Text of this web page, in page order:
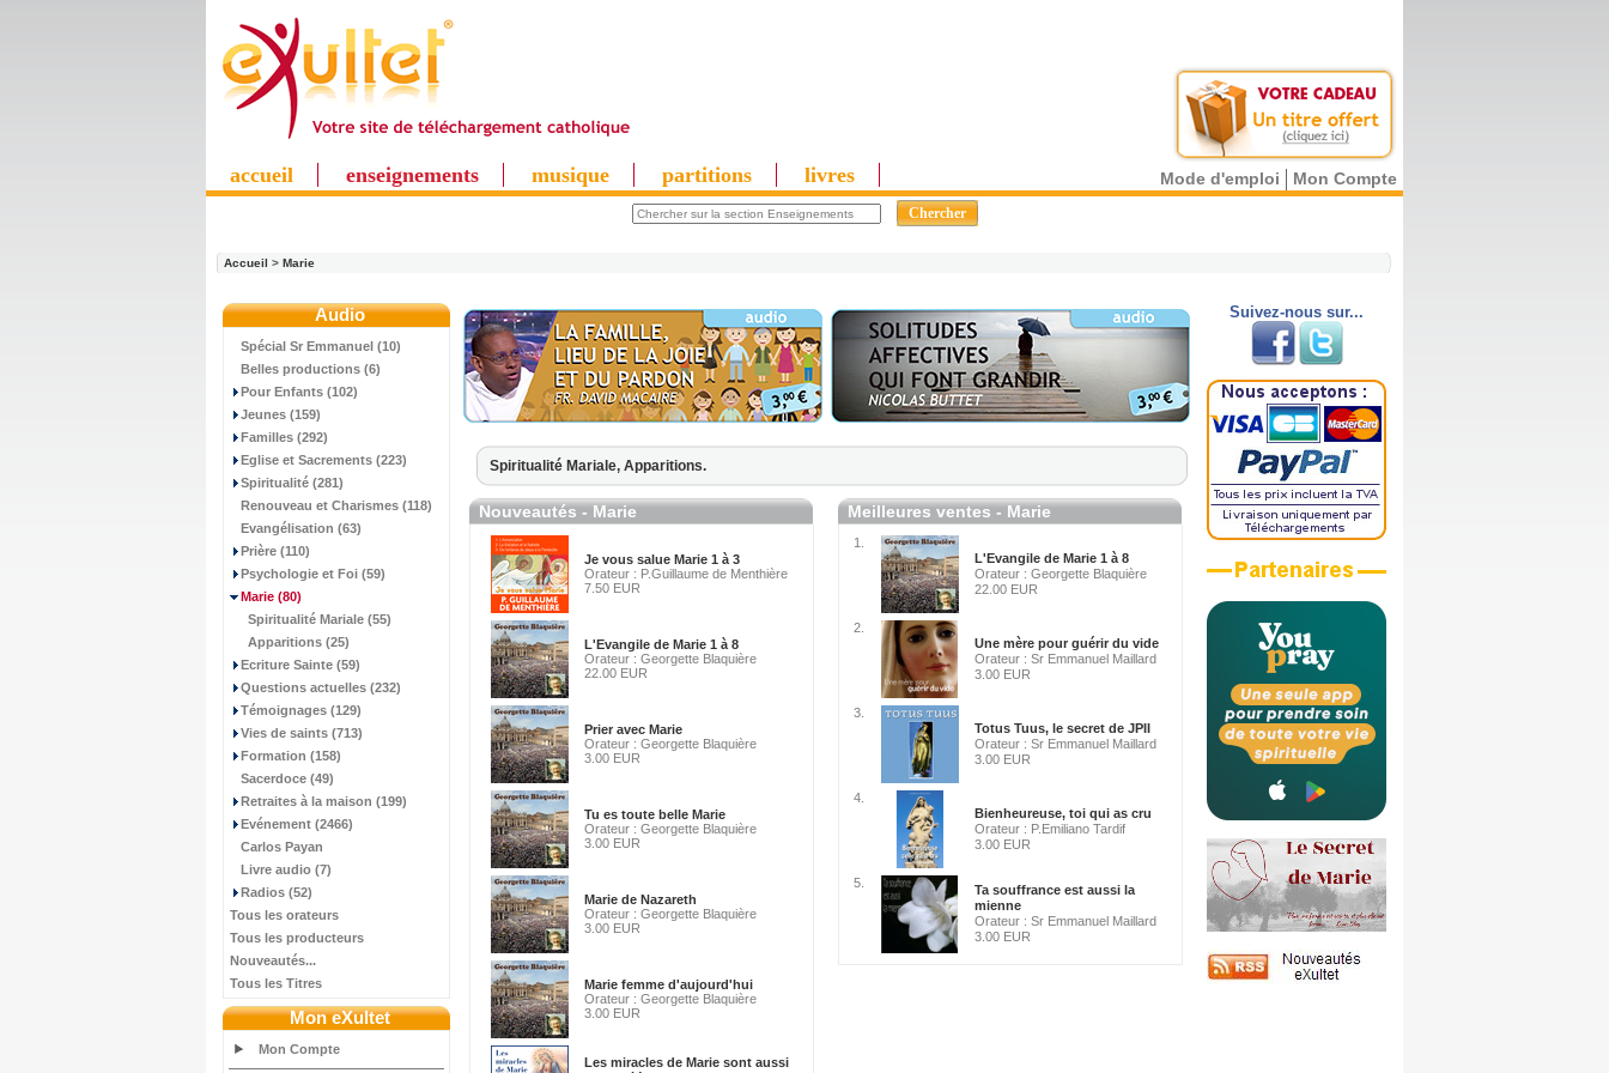
accueil enseignements musique partitions livres Mode d'emploi Mon Compte
Accueil > Marie
Audio
Spécial Sr Emmanuel (10)
Belles productions (6)
Pour Enfants (102)
Jeunes (159)
Familles (292)
Eglise et Sacrements (223)
Spiritualité (281)
Renouveau et Charismes (118)
Evangélisation (63)
Prière (110)
Psychologie et Foi (59)
Marie (80)
Spiritualité Mariale (55)
Apparitions (25)
Ecriture Sainte (59)
Questions actuelles (232)
Témoignages (129)
Vies de saints (713)
Formation (158)
Sacerdoce (49)
Retraites à la maison (199)
Evénement (2466)
Carlos Payan
Livre audio (7)
Radios (52)
Tous les orateurs
Tous les producteurs
Nouveautés...
Tous les Titres
Mon eXultet
Mon Compte
Spiritualité Mariale, Apparitions.
Nouveautés - Marie
Je vous salue Marie 1 à 3
Orateur : P.Guillaume de Menthière
7.50 EUR
L'Evangile de Marie 1 à 8
Orateur : Georgette Blaquière
22.00 EUR
Prier avec Marie
Orateur : Georgette Blaquière
3.00 EUR
Tu es toute belle Marie
Orateur : Georgette Blaquière
3.00 EUR
Marie de Nazareth
Orateur : Georgette Blaquière
3.00 EUR
Marie femme d'aujourd'hui
Orateur : Georgette Blaquière
3.00 EUR
Les miracles de Marie sont aussi
Meilleures ventes - Marie
1.
L'Evangile de Marie 1 à 8
Orateur : Georgette Blaquière
22.00 EUR
2.
Une mère pour guérir du vide
Orateur : Sr Emmanuel Maillard
3.00 EUR
3.
Totus Tuus, le secret de JPII
Orateur : Sr Emmanuel Maillard
3.00 EUR
4.
Bienheureuse, toi qui as cru
Orateur : P.Emiliano Tardif
3.00 EUR
5.
Ta souffrance est aussi la
mienne
Orateur : Sr Emmanuel Maillard
3.00 EUR
Suivez-nous sur...